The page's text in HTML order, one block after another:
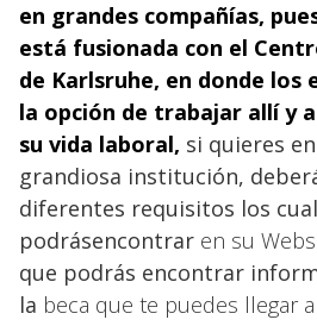
en grandes compañías,
está fusionada con el
de Karlsruhe, en donde los
la opción de trabajar allí y
su vida laboral, si quieres
grandiosa institución,
diferentes requisitos los
podrásencontrar en su
que podrás encontrar
la beca que te puedes llegar a